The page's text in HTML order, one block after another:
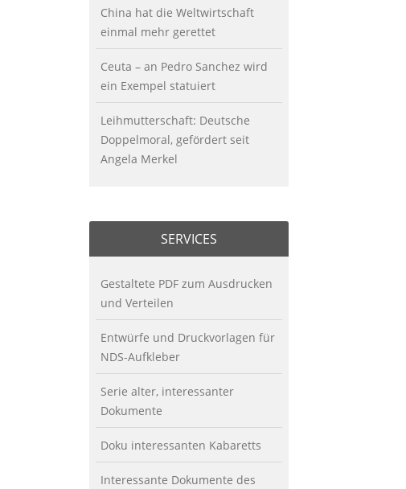
China hat die Weltwirtschaft
einmal mehr gerettet
Ceuta – an Pedro Sanchez wird
ein Exempel statuiert
Leihmutterschaft: Deutsche
Doppelmoral, gefördert seit
Angela Merkel
SERVICES
Gestaltete PDF zum Ausdrucken
und Verteilen
Entwürfe und Druckvorlagen für
NDS-Aufkleber
Serie alter, interessanter
Dokumente
Doku interessanten Kabaretts
Interessante Dokumente des